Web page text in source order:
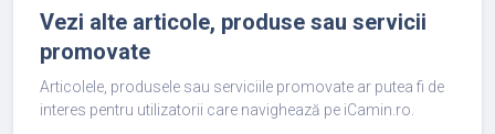
Vezi alte articole, produse sau servicii
promovate
Articolele, produsele sau serviciile promovate ar putea fi de
interes pentru utilizatorii care navighează pe iCamin.ro.